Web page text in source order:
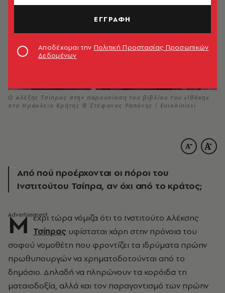
Ο Αλέξης Τσίπρας στην παρουσίαση του βιβλίου του «Ιθάκη»
στο Ηράκλειο Κρήτης © Στέφανος Ραπάνης / Eurokinissi
Από πού προέρχονται οι πόροι του
Ινστιτούτου Τσίπρα, αν όχι από το κράτος;
Μ έχρι τώρα νόμιζα ότι το Ινστιτούτο Αλέκσης
Τσίπρας υφίσταται χάρη στην πρόνοια του
σοφού νομοθέτη που φροντίζει τα ιδρύματα πρώην
πρωθυπουργών να χρηματοδοτούνται από το
δημόσιο. Δηλαδή να πληρώνουν τα κορόιδα τη
ματαιοδοξία, αλλά και τον παραγοντισμό των πρώην
ΕΓΓΡΑΦΗ
Αποδέχομαι την Πολιτική Προστασίας Προσωπικών
Δεδομένων